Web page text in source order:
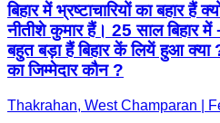
बिहार में भ्रष्टाचारियों का बहार हैं
नीतीशे कुमार हैं। 25 साल बिहार
बहुत बड़ा हैं बिहार कें लियें हुआ क्या
का जिम्मेदार कौन ?
Thakrahan, West Champaran |